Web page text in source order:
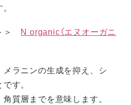
＞ N organic（エヌオーガニ
ラニンの生成を抑え、シ
す。
質層までを意味します。